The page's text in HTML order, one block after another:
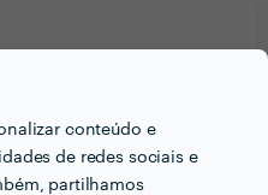
conteúdo e
de redes sociais e
partilhamos